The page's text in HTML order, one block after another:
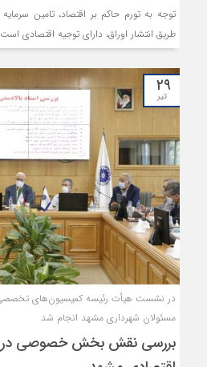
توجه به تورم حاکم بر اقتصاد، تامین
طریق انتشار اوراق، دارای توجیه اقتصادی
۲۹
تیر
در نشست هیأت رئیسه کمیسیون‌های تخصصی
مسئولان شهرداری مشهد انجام شد
بررسی نقش بخش خصوصی در